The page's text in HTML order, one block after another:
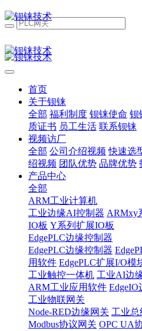
首页
关于钡铼
全部 福利制度 钡铼使命 钡
质证书 员工生活 联系钡铼
视频访厂
全部 公司介绍视频 快速选
绍视频 团队优势 品牌优势
产品中心
全部
ARM工业计算机
工业边缘AI控制器 ARMxy
IO板 Y系列扩展IO板
EdgePLC边缘控制器
EdgePLC边缘控制器
用软件 EdgePLC扩展I/O模
工业触控一体机 工业AI边
ARM工业应用软件
工业物联网关
Node-RED边缘网关 工业总
Modbus协议网关 OPC UA